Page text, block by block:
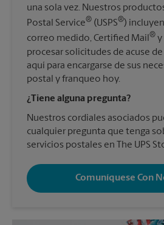
una sola vez. Nuestros
Postal Service® (USPS®)
correo medido, Certified Mail® y
procesar solicitudes de acuse
aquí para encargarse de sus
postal y franqueo hoy.
¿Tiene alguna pregunta?
Nuestros cordiales asociados
cualquier pregunta que tenga
servicios postales en The UPS
Comuníquese Con